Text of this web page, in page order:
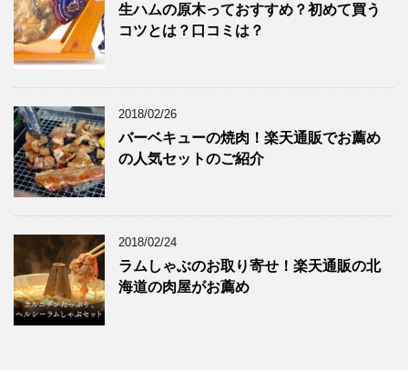
生ハムの原木っておすすめ？初めて買う
コツとは？口コミは？
2018/02/26
バーベキューの焼肉！楽天通販でお薦め
の人気セットのご紹介
2018/02/24
ラムしゃぶのお取り寄せ！楽天通販の北
海道の肉屋がお薦め